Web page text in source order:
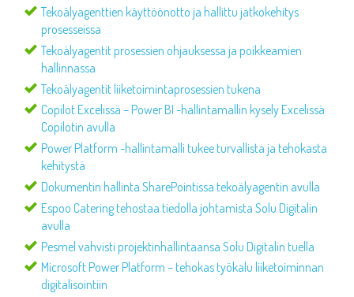
Tekoälyagenttien käyttöönotto ja hallittu jatkokehitys
prosesseissa
Tekoälyagentit prosessien ohjauksessa ja poikkeamien
hallinnassa
Tekoälyagentit liiketoimintaprosessien tukena
Copilot Excelissä – Power BI -hallintamallin kysely Excelissä
Copilotin avulla
Power Platform -hallintamalli tukee turvallista ja tehokasta
kehitystä
Dokumentin hallinta SharePointissa tekoälyagentin avulla
Espoo Catering tehostaa tiedolla johtamista Solu Digitalin
avulla
Pesmel vahvisti projektinhallintaansa Solu Digitalin tuella
Microsoft Power Platform – tehokas työkalu liiketoiminnan
digitalisointiin